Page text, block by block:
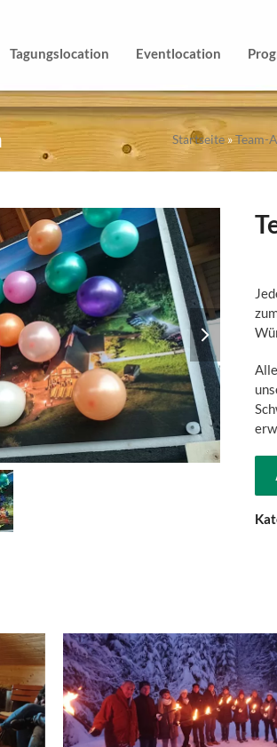
Tagungslocation Eventlocation
Startseite »Team-
next
slide